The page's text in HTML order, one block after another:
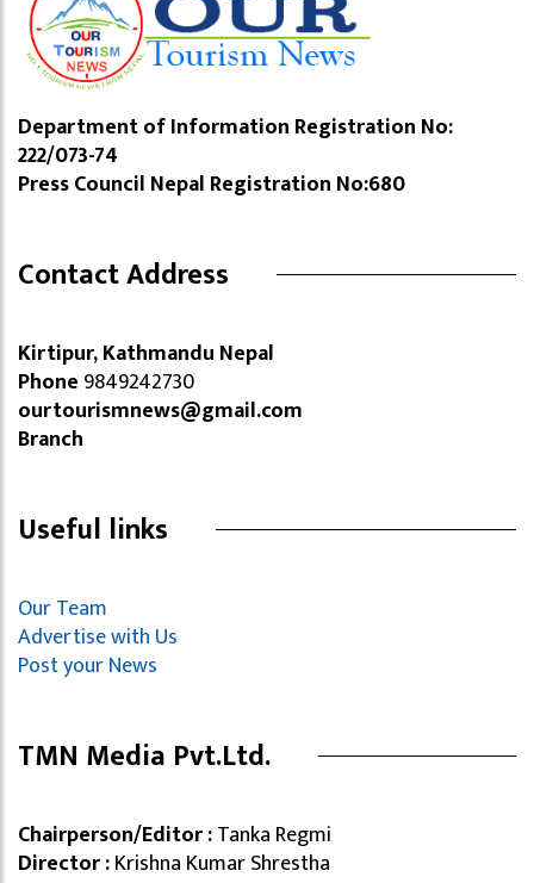
Department of Information Registration No:
222/073-74
Press Council Nepal Registration No:680
Contact Address
Kirtipur, Kathmandu Nepal
Phone 9849242730
ourtourismnews@gmail.com
Branch
Useful links
Our Team
Advertise with Us
Post your News
TMN Media Pvt.Ltd.
Chairperson/Editor :Tanka Regmi
Director :Krishna Kumar Shrestha